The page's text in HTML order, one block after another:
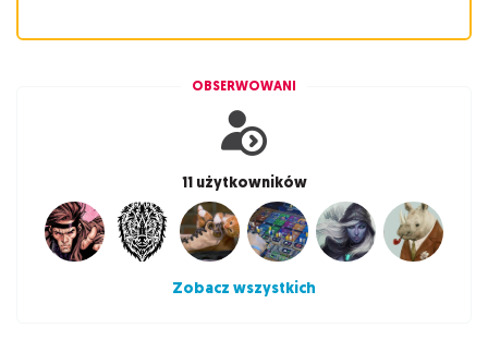
OBSERWOWANI
11 użytkowników
Zobacz wszystkich